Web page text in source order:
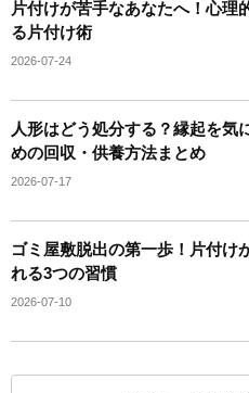
片付けが苦手なあなたへ！心理
る片付け術
2026-07-24
人形はどう処分する？縁起を気
めの回収・供養方法まとめ
2026-07-17
ゴミ屋敷脱出の第一歩！片付け
れる3つの習慣
2026-07-10